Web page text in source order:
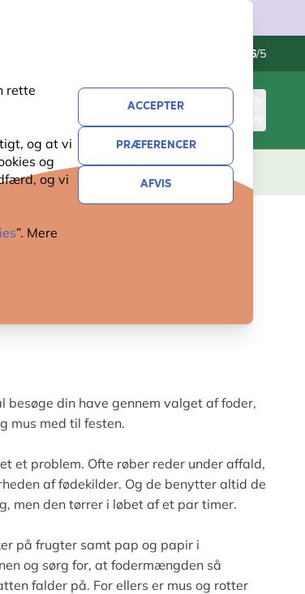
rette
og at vi
og
og vi
”. Mere
ACCEPTER
PRÆFERENCER
AFVIS
4.6/5
GAVER NYHEDER TILBUD
besøge din have gennem valget af foder,
mus med til festen.
et problem. Ofte røber reder under affald,
af fødekilder. Og de benytter altid de
men den tørrer i løbet af et par timer.
på frugter samt pap og papir i
og sørg for, at fodermængden så
falder på. For ellers er mus og rotter